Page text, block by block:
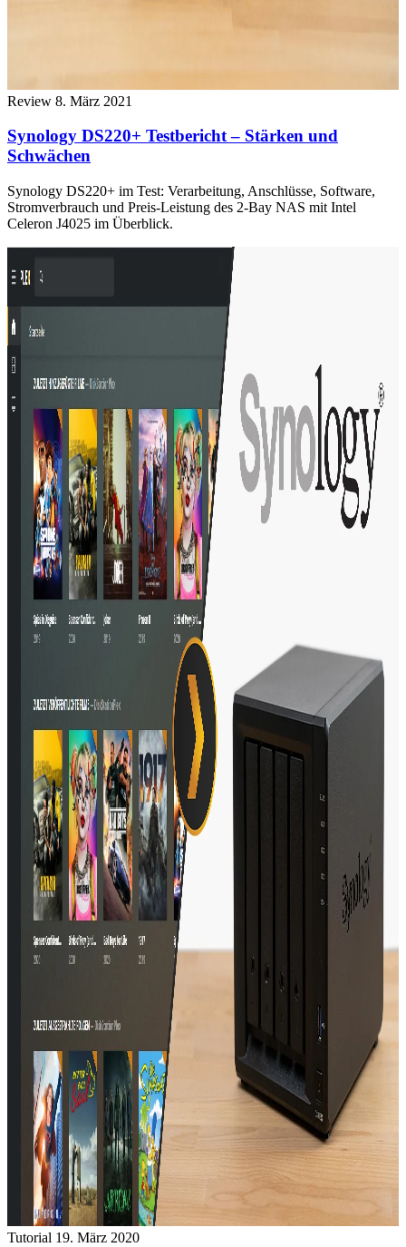
Review 8. März 2021
Synology DS220+ Testbericht – Stärken und
Schwächen
Synology DS220+ im Test: Verarbeitung, Anschlüsse, Software,
Stromverbrauch und Preis-Leistung des 2-Bay NAS mit Intel
Celeron J4025 im Überblick.
Tutorial 19. März 2020